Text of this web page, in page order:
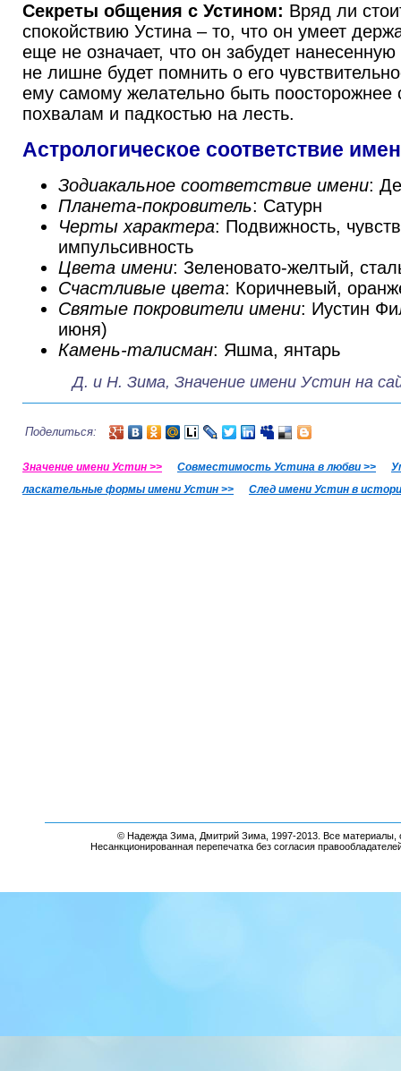
Секреты общения с Устином: Вряд ли
спокойствию Устина – то, что он умеет
еще не означает, что он забудет
не лишне будет помнить о его
ему самому желательно быть
похвалам и падкостью на лесть.
Астрологическое соответствие
Зодиакальное соответствие имени:
Планета-покровитель: Сатурн
Черты характера: Подвижность,
импульсивность
Цвета имени: Зеленовато-желтый,
Счастливые цвета: Коричневый,
Святые покровители имени: Иустин
июня)
Камень-талисман: Яшма, янтарь
Д. и Н. Зима, Значение имени Устин на
Поделиться:
Значение имени Устин >> Совместимость Устина в любви >>
ласкательные формы имени Устин >>
След имени Устин в
© Надежда Зима, Дмитрий Зима, 1997-2013. Все материалы,
Несанкционированная перепечатка без согласия